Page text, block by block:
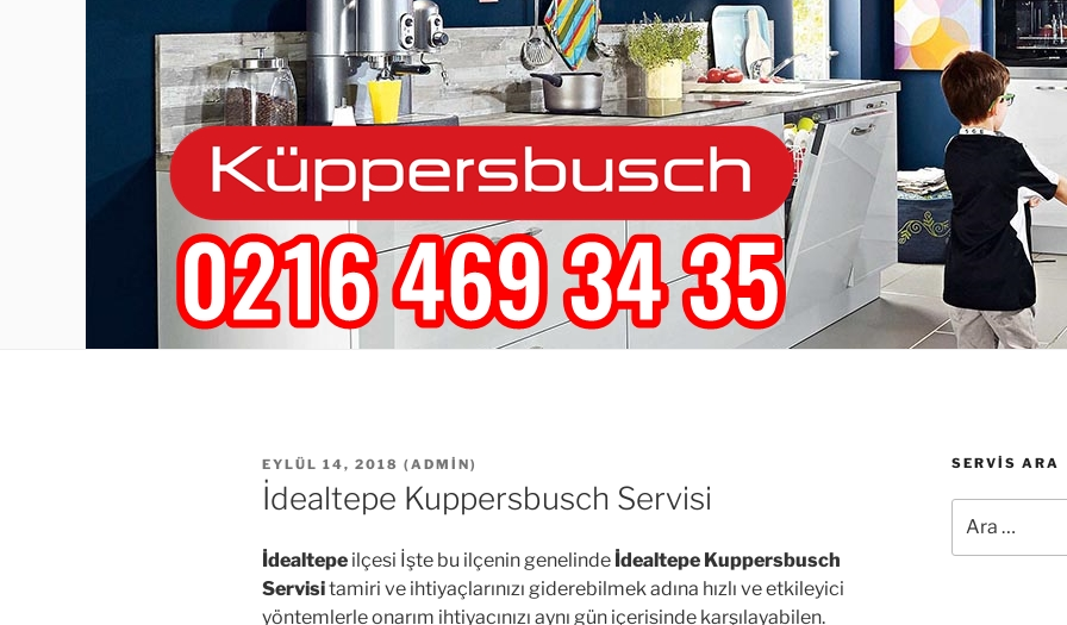
YAYIM
TARIHI
EYLÜL 14, 2018 ( ADMIN)
İdealtepe Kuppersbusch Servisi
İdealtepe ilçesi İşte bu ilçenin genelinde İdealtepe Kuppersbusch
Servisitamiri ve ihtiyaçlarınızı giderebilmek adına hızlı ve etkileyici
yöntemlerle onarım ihtiyacınızı aynı gün içerisinde karşılayabilen.
SERVIS ARA